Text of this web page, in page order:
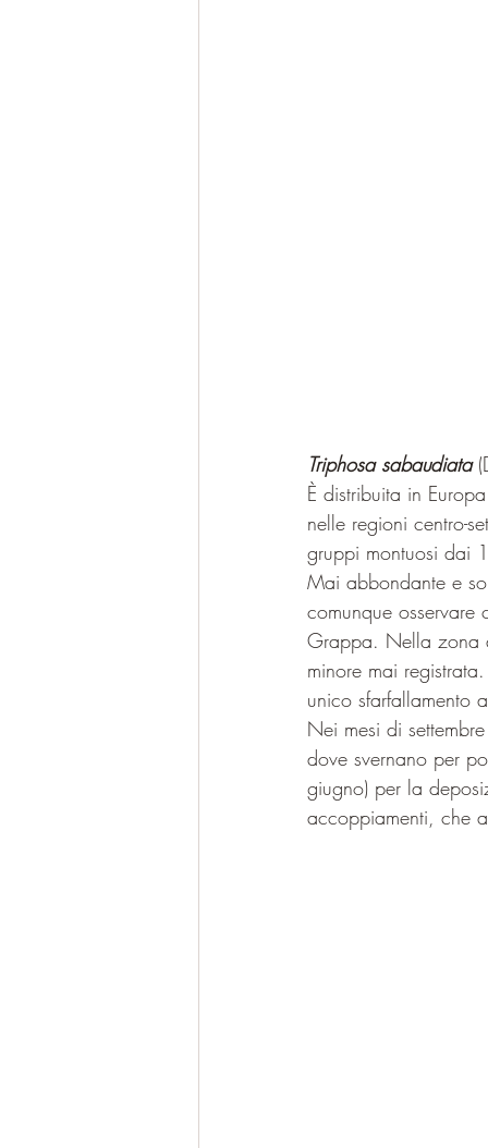
Triphosa sabaudiata
È distribuita in
nelle regioni centro-
gruppi montuosi
Mai abbondante e
comunque
Grappa. Nella zona
minore mai
unico sfarfallamento
Nei mesi di
dove svernano per
giugno) per la
accoppiamenti, che